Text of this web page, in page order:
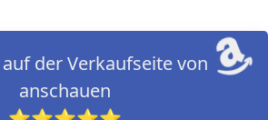
der Verkaufseite von
anschauen